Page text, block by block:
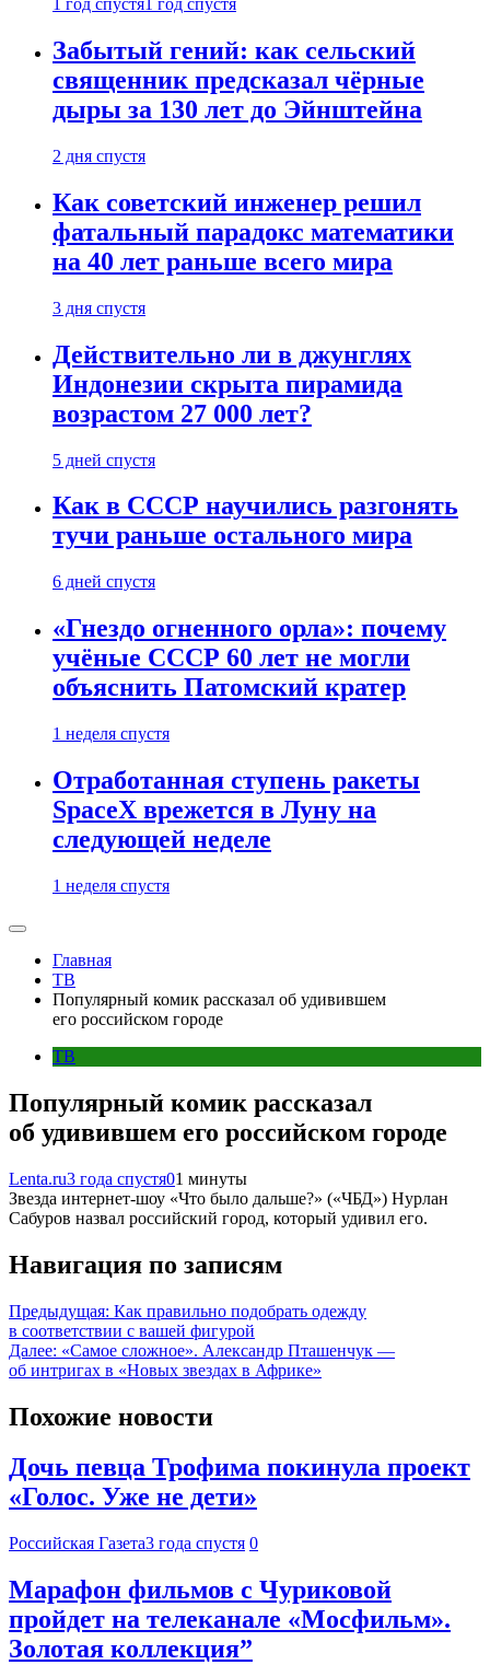
1 год спустя 1 год спустя
Забытый гений: как сельский
священник предсказал чёрные
дыры за 130 лет до Эйнштейна
2 дня спустя
Как советский инженер решил
фатальный парадокс математики
на 40 лет раньше всего мира
3 дня спустя
Действительно ли в джунглях
Индонезии скрыта пирамида
возрастом 27 000 лет?
5 дней спустя
Как в СССР научились разгонять
тучи раньше остального мира
6 дней спустя
«Гнездо огненного орла»: почему
учёные СССР 60 лет не могли
объяснить Патомский кратер
1 неделя спустя
Отработанная ступень ракеты
SpaceX врежется в Луну на
следующей неделе
1 неделя спустя
Главная
ТВ
Популярный комик рассказал об удивившем
его российском городе
ТВ
Популярный комик рассказал
об удивившем его российском городе
Lenta.ru3 года спустя01 минуты
Звезда интернет-шоу «Что было дальше?» («ЧБД») Нурлан
Сабуров назвал российский город, который удивил его.
Навигация по записям
Предыдущая: Как правильно подобрать одежду
в соответствии с вашей фигурой
Далее: «Самое сложное». Александр Пташенчук —
об интригах в «Новых звездах в Африке»
Похожие новости
Дочь певца Трофима покинула проект
«Голос. Уже не дети»
Российская Газета3 года спустя 0
Марафон фильмов с Чуриковой
пройдет на телеканале «Мосфильм».
Золотая коллекция”